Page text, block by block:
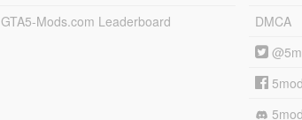
GTA5-Mods.com Leaderboard
DMCA